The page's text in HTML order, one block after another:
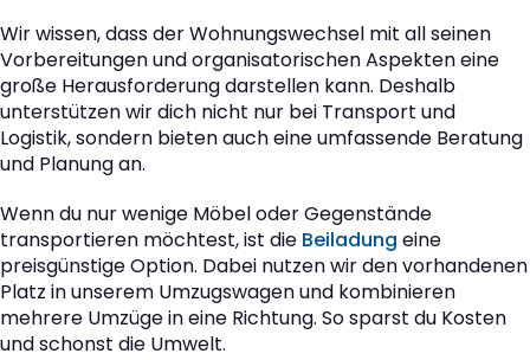
Wir wissen, dass der Wohnungswechsel mit all seinen
Vorbereitungen und organisatorischen Aspekten eine
große Herausforderung darstellen kann. Deshalb
unterstützen wir dich nicht nur bei Transport und
Logistik, sondern bieten auch eine umfassende Beratung
und Planung an.
Wenn du nur wenige Möbel oder Gegenstände
transportieren möchtest, ist die Beiladung eine
preisgünstige Option. Dabei nutzen wir den vorhandenen
Platz in unserem Umzugswagen und kombinieren
mehrere Umzüge in eine Richtung. So sparst du Kosten
und schonst die Umwelt.